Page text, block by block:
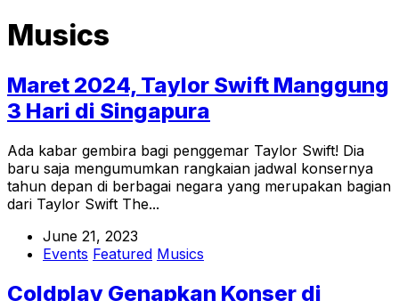
Musics
Maret 2024, Taylor Swift Manggung
3 Hari di Singapura
Ada kabar gembira bagi penggemar Taylor Swift! Dia
baru saja mengumumkan rangkaian jadwal konsernya
tahun depan di berbagai negara yang merupakan bagian
dari Taylor Swift The...
June 21, 2023
Events Featured Musics
Coldplay Genapkan Konser di